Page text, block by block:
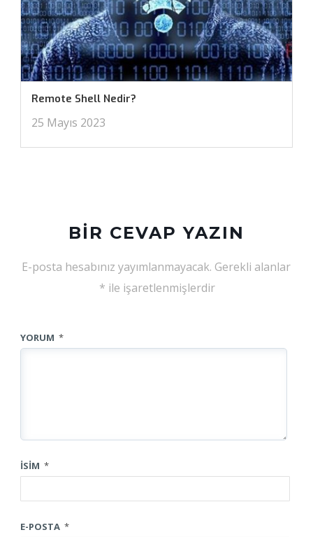
Remote Shell Nedir?
25 Mayıs 2023
BIR CEVAP YAZIN
E-posta hesabınız yayımlanmayacak. Gerekli alanlar
* ile işaretlenmişlerdir
YORUM *
İSIM *
E-POSTA *